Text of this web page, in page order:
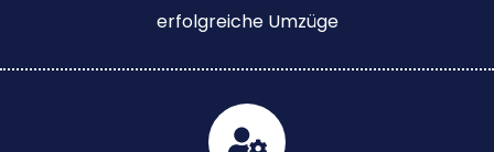
erfolgreiche Umzüge